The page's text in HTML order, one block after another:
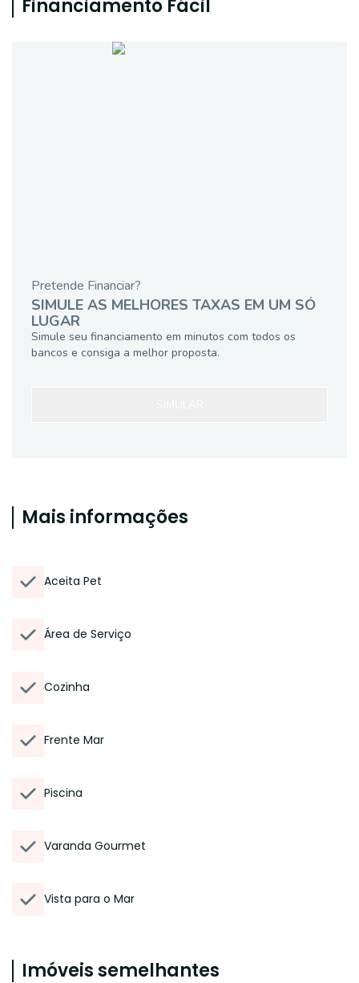
Financiamento Fácil
Pretende Financiar?
SIMULE AS MELHORES TAXAS EM UM SÓ
LUGAR
Simule seu financiamento em minutos com todos os
bancos e consiga a melhor proposta.
Mais informações
Aceita Pet
Área de Serviço
Cozinha
Frente Mar
Piscina
Varanda Gourmet
Vista para o Mar
Imóveis semelhantes